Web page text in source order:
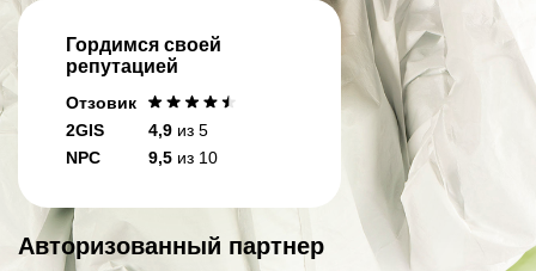
Гордимся своей
репутацией
Отзовик
2GIS
4,9 из 5
NPC
9,5 из 10
Авторизованный партнер